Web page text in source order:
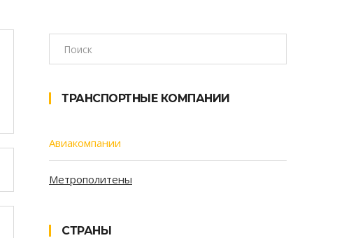
ТРАНСПОРТНЫЕ КОМПАНИИ
Авиакомпании
Метрополитены
СТРАНЫ